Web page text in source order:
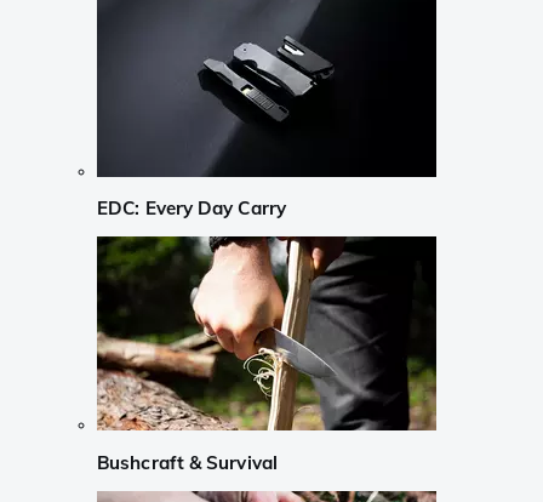
EDC: Every Day Carry
Bushcraft & Survival